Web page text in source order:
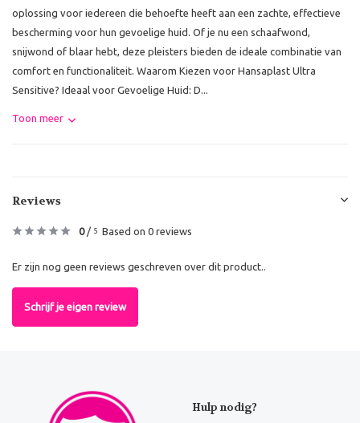
oplossing voor iedereen die behoefte heeft aan een zachte, effectieve
bescherming voor hun gevoelige huid. Of je nu een schaafwond,
snijwond of blaar hebt, deze pleisters bieden de ideale combinatie van
comfort en functionaliteit. Waarom Kiezen voor Hansaplast Ultra
Sensitive? Ideaal voor Gevoelige Huid: D...
Toon meer
Reviews
0/ 5 Based on 0 reviews
Er zijn nog geen reviews geschreven over dit product..
Schrijf je eigen review
Hulp nodig?